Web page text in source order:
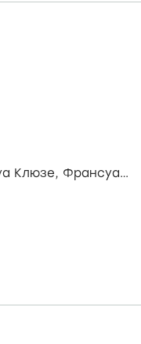
Клюзе, Франсуа